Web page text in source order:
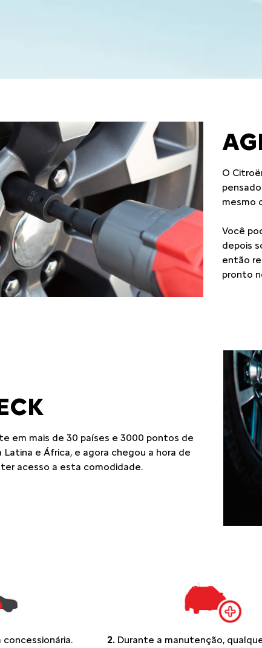
O
mesmo
Você
depois
então
pronto
em mais de 30 países e 3000 pontos de
Latina e África, e agora chegou a hora de
acesso a esta comodidade.
2.Durante a manutenção,